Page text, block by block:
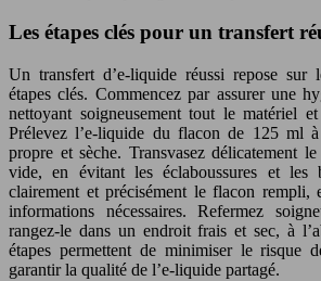
Les étapes clés pour un transfert
Un transfert d’e-liquide réussi repose sur
étapes clés. Commencez par assurer une
nettoyant soigneusement tout le matériel
Prélevez l’e-liquide du flacon de 125 ml à
propre et sèche. Transvasez délicatement
vide, en évitant les éclaboussures et les
clairement et précisément le flacon rempli,
informations nécessaires. Refermez
rangez-le dans un endroit frais et sec, à
étapes permettent de minimiser le risque
garantir la qualité de l’e-liquide partagé.